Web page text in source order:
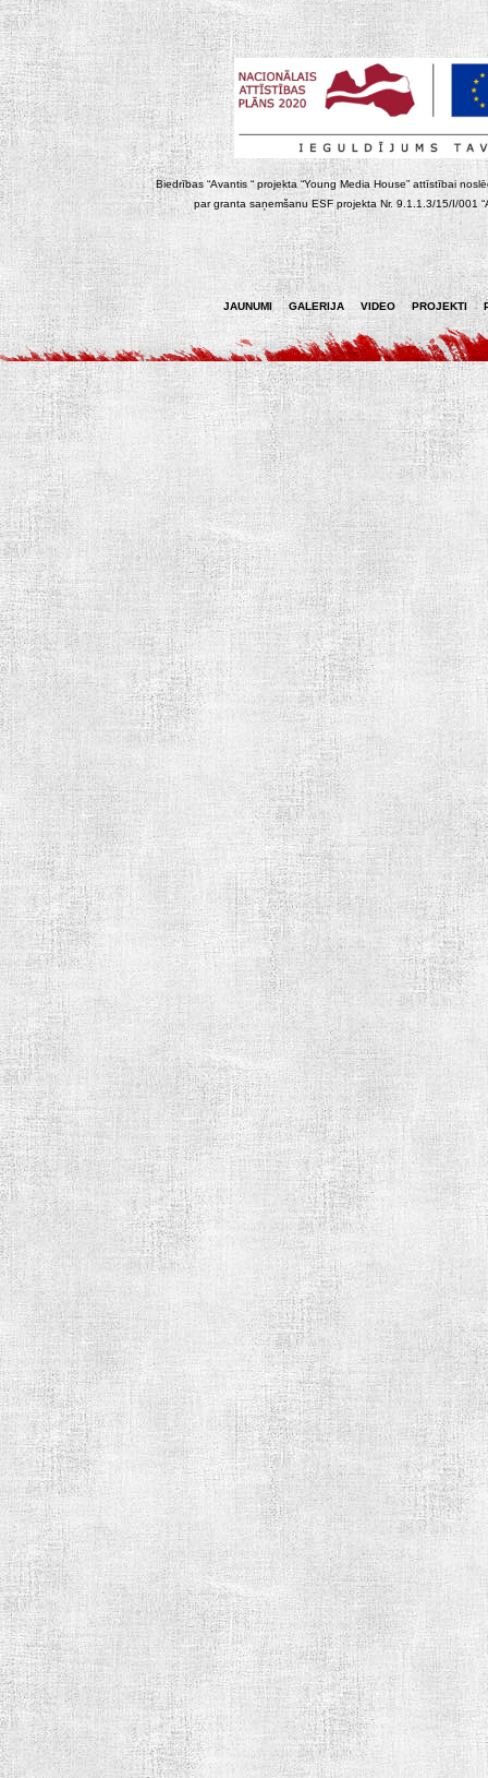
Biedrības “Avantis “ projekta “Young Media House” attīstībai
par granta saņemšanu ESF projekta Nr. 9.1.1.3/15/I/001
JAUNUMI GALERIJA VIDEO PROJEKTI